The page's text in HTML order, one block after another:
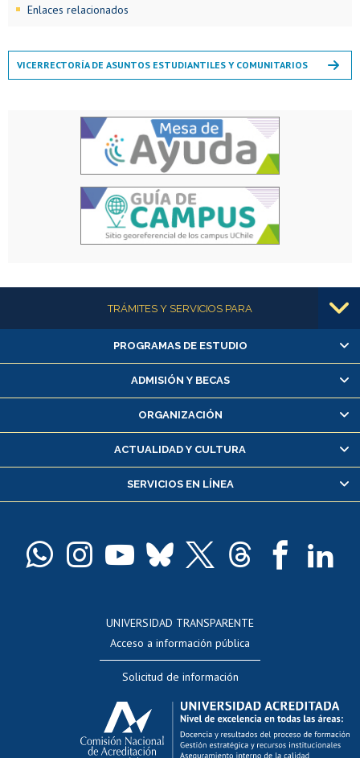
Enlaces relacionados
VICERRECTORÍA DE ASUNTOS ESTUDIANTILES Y COMUNITARIOS
Más informaciónTRÁMITES Y SERVICIOS PARA
Alumnas/os y exalumnas/os
Matrícula en línea
Inscripción y cambio de asignaturas
Consulta y certificado de notas
Servicio médico y dental
Pago de arancel y crédito alumnos
Docentes
Perfeccionamiento
Editar Portafolio Académico
Evaluación docente
Calificación académica
Postulación al AUCAI
Funcionarias/os
PROGRAMAS DE ESTUDIO
ADMISIÓN Y BECAS
ORGANIZACIÓN
ACTUALIDAD Y CULTURA
SERVICIOS EN LÍNEA
UNIVERSIDAD TRANSPARENTE
Acceso a información pública
Solicitud de información